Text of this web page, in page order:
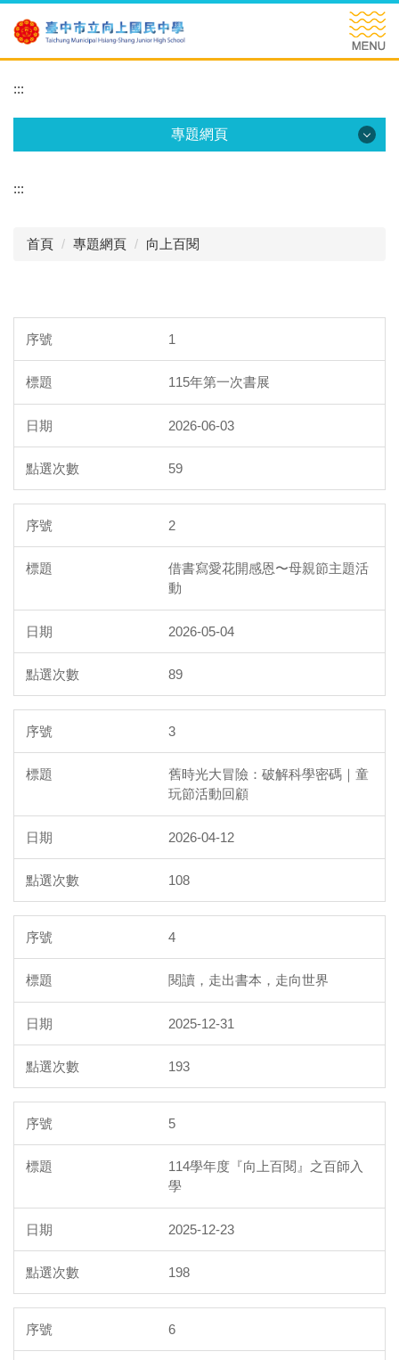
到
內
:::
專題網頁
新生專區
技藝教育
美術專班
學生社團
本土語文
歷屆試題
國際教育
:::
首頁 專題網頁 向上百閱
1
115年第一次書展
2026-06-03
59
2
借書寫愛花開感恩〜母親節主題活
動
2026-05-04
89
3
舊時光大冒險：破解科學密碼｜童
玩節活動回顧
2026-04-12
108
4
閱讀，走出書本，走向世界
2025-12-31
193
5
114學年度『向上百閱』之百師入
學
2025-12-23
198
6